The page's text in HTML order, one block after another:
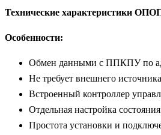
Технические характеристики
Особенности:
Обмен данными с ППКПУ по
Не требует внешнего
Встроенный контроллер
Отдельная настройка
Простота установки и